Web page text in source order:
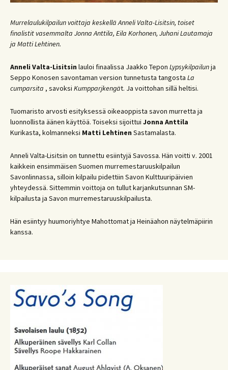
Murrelaulukilpailun voittaja keskellä Anneli Valta-Lisitsin, toiset
finalistit vasemmalta Jonna Anttila, Eila Korhonen, Juhani Lautamaja
ja Matti Lehtinen.
Anneli Valta-Lisitsin lauloi finaalissa Jaakko Tepon Lypsykilpailunja
Seppo Konosen savontaman version tunnetusta tangosta La
cumparsita , savoksi Kumpparjkengät. Ja voittohan sillä heltisi.
Tuomaristo arvosti esityksessä oikeaoppista savon murretta ja
luonnollista äänen käyttöä. Toiseksi sijoittui Jonna Anttila
Kurikasta, kolmanneksi Matti Lehtinen Sastamalasta.
Anneli Valta-Lisitsin on tunnettu esiintyjä Savossa. Hän voitti v. 2001
kaikkein ensimmäisen Suomen murremestaruuskilpailun
Savonlinnassa, silloin kilpailu pidettiin Savon Kulttuuripäivien
yhteydessä. Sittemmin voittoja on tullut karjankutsunnan SM-
kilpailusta ja Savon murremestaruuskilpailusta.
Hän esiintyy huumoriyhtye Mahottomat ja Heinäahon näytelmäpiirin
kanssa.